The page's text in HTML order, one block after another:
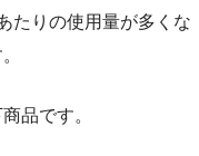
たりの使用量が多くな
品です。